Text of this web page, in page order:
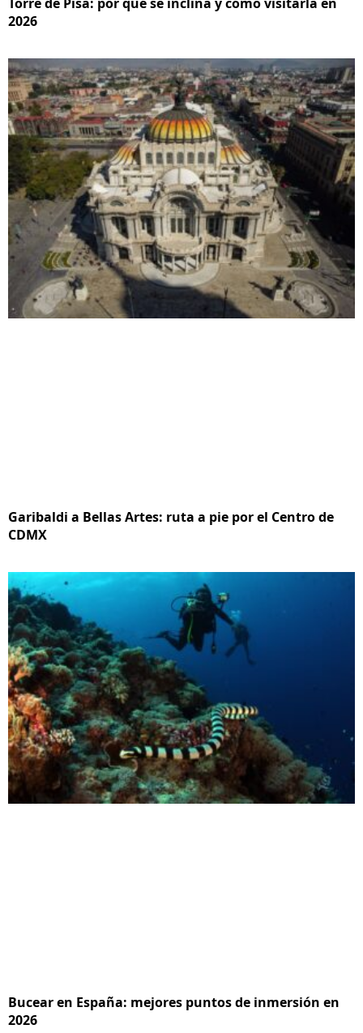
2026
Garibaldi a Bellas Artes: ruta a pie por el Centro de
CDMX
Bucear en España: mejores puntos de inmersión en
2026